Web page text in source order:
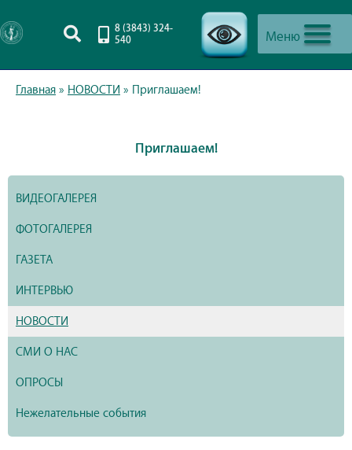
Меню
8 (3843) 324-
540
Главная » НОВОСТИ » Приглашаем!
Приглашаем!
ВИДЕОГАЛЕРЕЯ
ФОТОГАЛЕРЕЯ
ГАЗЕТА
ИНТЕРВЬЮ
НОВОСТИ
СМИ О НАС
ОПРОСЫ
Нежелательные события